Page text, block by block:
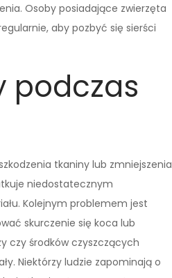
Osoby posiadające zwierzęta
aby pozbyć się sierści
podczas
tkaniny lub zmniejszenia
niedostatecznym
Kolejnym problemem jest
skurczenie się koca lub
czy środków czyszczących
Niektórzy ludzie zapominają o